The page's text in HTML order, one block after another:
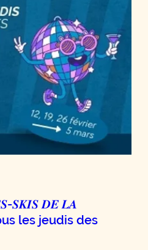
𝑺𝑲𝑰𝑺 𝑫𝑬 𝑳𝑨
les jeudis des